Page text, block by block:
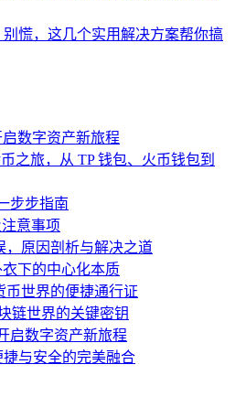
慌，这几个实用解决方案帮你搞
数字资产新旅程
之旅，从 TP 钱包、火币钱包到
步步指南
意事项
，原因剖析与解决之道
下的中心化本质
币世界的便捷通行证
链世界的关键密钥
启数字资产新旅程
与安全的完美融合